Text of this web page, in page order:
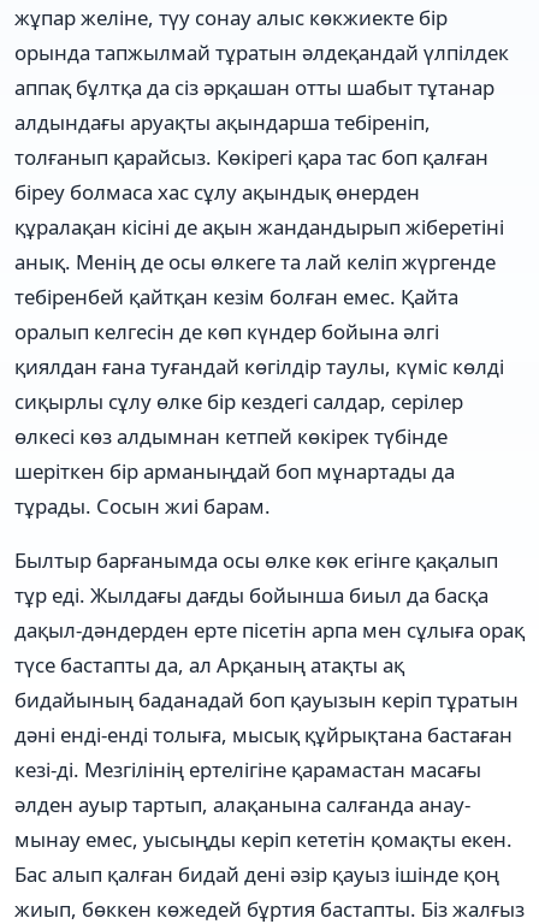
жұпар желіне, түу сонау алыс көкжиекте бір
орында тапжылмай тұратын әлдеқандай үлпілдек
аппақ бұлтқа да сіз әрқашан отты шабыт тұтанар
алдындағы аруақты ақындарша тебіреніп,
толғанып қарайсыз. Көкірегі қара тас боп қалған
біреу болмаса хас сұлу ақындық өнерден
құралақан кісіні де ақын жандандырып жіберетіні
анық. Менің де осы өлкеге та лай келіп жүргенде
тебіренбей қайтқан кезім болған емес. Қайта
оралып келгесін де көп күндер бойына әлгі
қиялдан ғана туғандай көгілдір таулы, күміс көлді
сиқырлы сұлу өлке бір кездегі салдар, серілер
өлкесі көз алдымнан кетпей көкірек түбінде
шеріткен бір арманыңдай боп мұнартады да
тұрады. Сосын жиі барам.
Былтыр барғанымда осы өлке көк егінге қақалып
тұр еді. Жылдағы дағды бойынша биыл да басқа
дақыл-дәндерден ерте пісетін арпа мен сұлыға орақ
түсе бастапты да, ал Арқаның атақты ақ
бидайының баданадай боп қауызын керіп тұратын
дәні енді-енді толыға, мысық құйрықтана бастаған
кезі-ді. Мезгілінің ертелігіне қарамастан масағы
әлден ауыр тартып, алақанына салғанда анау-
мынау емес, уысыңды керіп кететін қомақты екен.
Бас алып қалған бидай дені әзір қауыз ішінде қоң
жиып, бөккен көжедей бұртия бастапты. Біз жалғыз